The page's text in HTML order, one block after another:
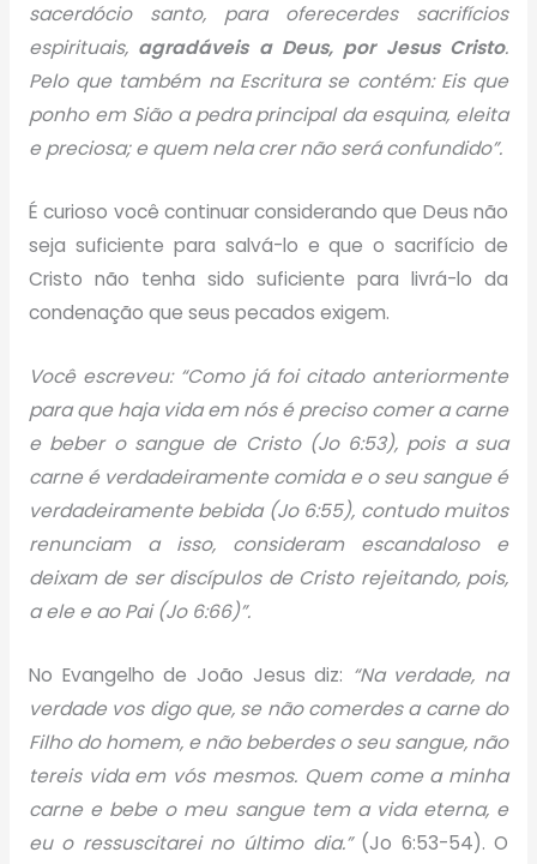
sacerdócio santo, para oferecerdes sacrifícios
espirituais, agradáveis a Deus, por Jesus Cristo.
Pelo que também na Escritura se contém: Eis que
ponho em Sião a pedra principal da esquina, eleita
e preciosa; e quem nela crer não será confundido”.
É curioso você continuar considerando que Deus não
seja suficiente para salvá-lo e que o sacrifício de
Cristo não tenha sido suficiente para livrá-lo da
condenação que seus pecados exigem.
Você escreveu: “Como já foi citado anteriormente
para que haja vida em nós é preciso comer a carne
e beber o sangue de Cristo (Jo 6:53), pois a sua
carne é verdadeiramente comida e o seu sangue é
verdadeiramente bebida (Jo 6:55), contudo muitos
renunciam a isso, consideram escandaloso e
deixam de ser discípulos de Cristo rejeitando, pois,
a ele e ao Pai (Jo 6:66)”.
No Evangelho de João Jesus diz: “Na verdade, na
verdade vos digo que, se não comerdes a carne do
Filho do homem, e não beberdes o seu sangue, não
tereis vida em vós mesmos. Quem come a minha
carne e bebe o meu sangue tem a vida eterna, e
eu o ressuscitarei no último dia.”(Jo 6:53-54). O